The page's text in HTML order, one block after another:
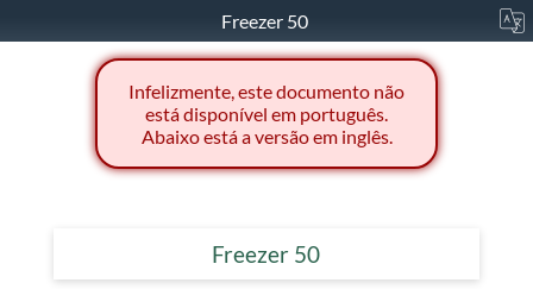
Freezer 50
Infelizmente, este documento não
está disponível em português.
Abaixo está a versão em inglês.
Freezer 50